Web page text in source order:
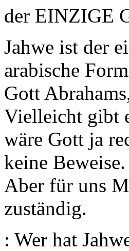
der EINZIGE
Jahwe ist der
arabische
Gott
Vielleicht gibt
wäre Gott ja
keine
Aber für uns
zuständig.
: Wer hat